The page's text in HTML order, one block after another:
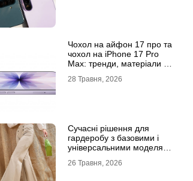
Чохол на айфон 17 про та
чохол на iPhone 17 Pro
Max: тренди, матеріали та
28 Травня, 2026
Сучасні рішення для
гардеробу з базовими і
універсальними моделями
26 Травня, 2026